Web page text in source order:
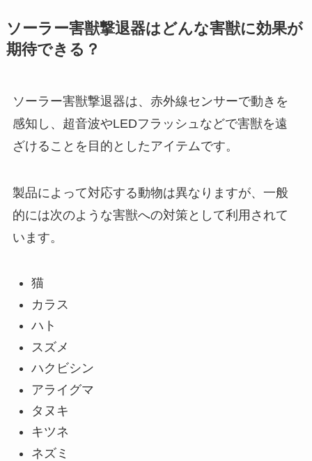
ソーラー害獣撃退器はどんな害獣に効果が
期待できる？
ソーラー害獣撃退器は、赤外線センサーで動きを
感知し、超音波やLEDフラッシュなどで害獣を遠
ざけることを目的としたアイテムです。
製品によって対応する動物は異なりますが、一般
的には次のような害獣への対策として利用されて
います。
猫
カラス
ハト
スズメ
ハクビシン
アライグマ
タヌキ
キツネ
ネズミ